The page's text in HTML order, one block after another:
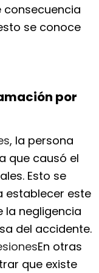
consecuencia
se conoce
por
, la persona
que causó el
Esto se
establecer este
la negligencia
del accidente.
En otras
que existe